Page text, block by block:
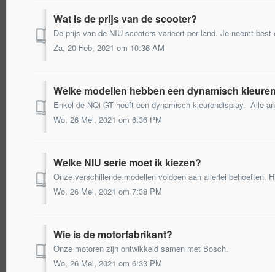
Wat is de prijs van de scooter?
Za, 20 Feb, 2021 om 10:36 AM
Welke modellen hebben een dynamisch
Enkel de NQi GT heeft een dynamisch kleurendisplay. Alle
Wo, 26 Mei, 2021 om 6:36 PM
Welke NIU serie moet ik kiezen?
Wo, 26 Mei, 2021 om 7:38 PM
Wie is de motorfabrikant?
Onze motoren zijn ontwikkeld samen met Bosch.
Wo, 26 Mei, 2021 om 6:33 PM